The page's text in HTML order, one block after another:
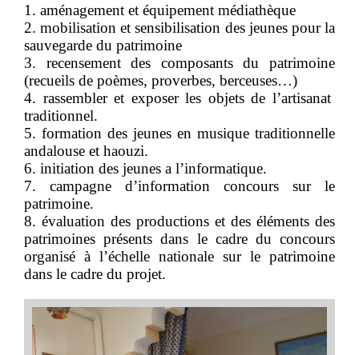
1. aménagement et équipement médiathèque
2. mobilisation et sensibilisation des jeunes pour la
sauvegarde du patrimoine
3. recensement des composants du patrimoine
(recueils de poèmes, proverbes, berceuses…)
4. rassembler et exposer les objets de l’artisanat
traditionnel.
5. formation des jeunes en musique traditionnelle
andalouse et haouzi.
6. initiation des jeunes a l’informatique.
7. campagne d’information concours sur le
patrimoine.
8. évaluation des productions et des éléments des
patrimoines présents dans le cadre du concours
organisé à l’échelle nationale sur le patrimoine
dans le cadre du projet.